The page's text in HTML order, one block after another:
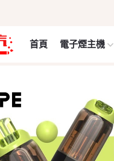
首頁 電子煙主機